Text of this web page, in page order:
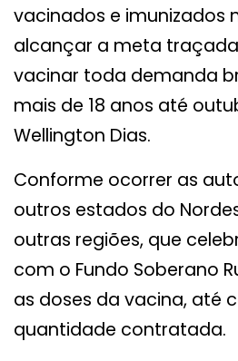
vacinados e imunizados
alcançar a meta
vacinar toda demanda
mais de 18 anos até
Wellington Dias.
Conforme ocorrer as
outros estados do
outras regiões, que
com o Fundo Soberano
as doses da vacina, até
quantidade contratada.